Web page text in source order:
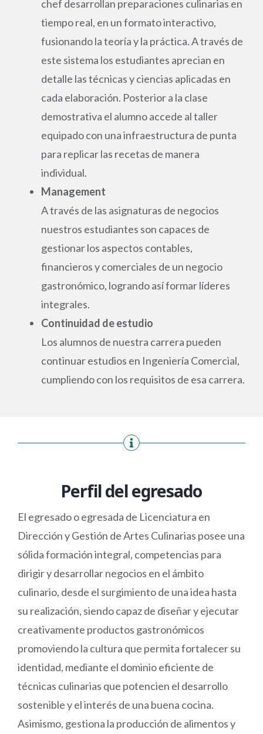
chef desarrollan preparaciones culinarias en
tiempo real, en un formato interactivo,
fusionando la teoría y la práctica. A través de
este sistema los estudiantes aprecian en
detalle las técnicas y ciencias aplicadas en
cada elaboración. Posterior a la clase
demostrativa el alumno accede al taller
equipado con una infraestructura de punta
para replicar las recetas de manera
individual.
Management
A través de las asignaturas de negocios
nuestros estudiantes son capaces de
gestionar los aspectos contables,
financieros y comerciales de un negocio
gastronómico, logrando así formar líderes
integrales.
Continuidad de estudio
Los alumnos de nuestra carrera pueden
continuar estudios en Ingeniería Comercial,
cumpliendo con los requisitos de esa carrera.
Perfil del egresado
El egresado o egresada de Licenciatura en
Dirección y Gestión de Artes Culinarias posee una
sólida formación integral, competencias para
dirigir y desarrollar negocios en el ámbito
culinario, desde el surgimiento de una idea hasta
su realización, siendo capaz de diseñar y ejecutar
creativamente productos gastronómicos
promoviendo la cultura que permita fortalecer su
identidad, mediante el dominio eficiente de
técnicas culinarias que potencien el desarrollo
sostenible y el interés de una buena cocina.
Asimismo, gestiona la producción de alimentos y